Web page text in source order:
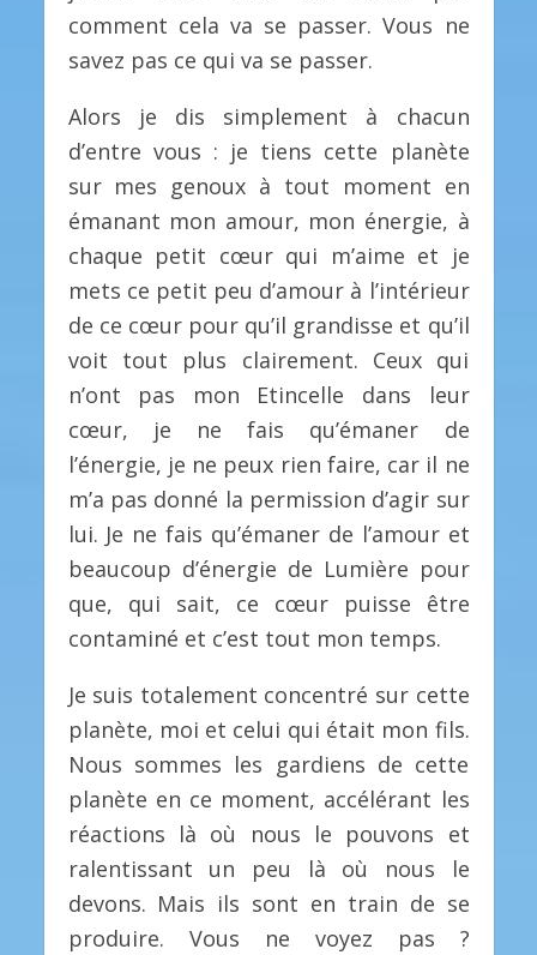
comment cela va se passer. Vous ne
savez pas ce qui va se passer.
Alors je dis simplement à chacun
d’entre vous : je tiens cette planète
sur mes genoux à tout moment en
émanant mon amour, mon énergie, à
chaque petit cœur qui m’aime et je
mets ce petit peu d’amour à l’intérieur
de ce cœur pour qu’il grandisse et qu’il
voit tout plus clairement. Ceux qui
n’ont pas mon Etincelle dans leur
cœur, je ne fais qu’émaner de
l’énergie, je ne peux rien faire, car il ne
m’a pas donné la permission d’agir sur
lui. Je ne fais qu’émaner de l’amour et
beaucoup d’énergie de Lumière pour
que, qui sait, ce cœur puisse être
contaminé et c’est tout mon temps.
Je suis totalement concentré sur cette
planète, moi et celui qui était mon fils.
Nous sommes les gardiens de cette
planète en ce moment, accélérant les
réactions là où nous le pouvons et
ralentissant un peu là où nous le
devons. Mais ils sont en train de se
produire. Vous ne voyez pas ?